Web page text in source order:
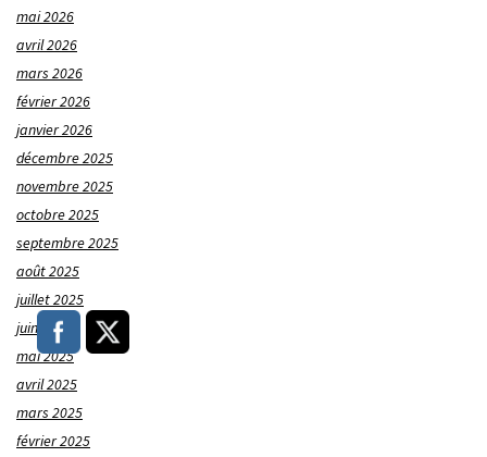
mai 2026
avril 2026
mars 2026
février 2026
janvier 2026
décembre 2025
novembre 2025
octobre 2025
septembre 2025
août 2025
juillet 2025
juin 2025
mai 2025
avril 2025
mars 2025
février 2025